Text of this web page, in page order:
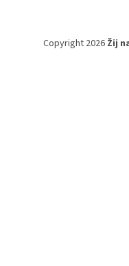
Copyright 2026 Žij